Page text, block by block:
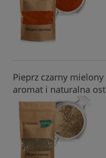
Pieprz czarny
aromat i naturalna